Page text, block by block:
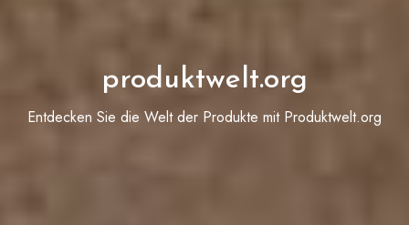
produktwelt.org
Entdecken Sie die Welt der Produkte mit Produktwelt.org